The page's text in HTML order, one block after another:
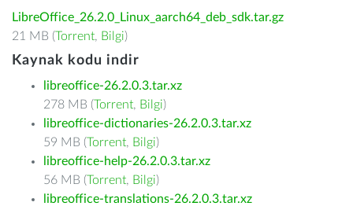
LibreOffice_26.2.0_Linux_aarch64_deb_sdk.tar.gz
21 MB (Torrent, Bilgi)
Kaynak kodu indir
libreoffice-26.2.0.3.tar.xz
278 MB (Torrent, Bilgi)
libreoffice-dictionaries-26.2.0.3.tar.xz
59 MB (Torrent, Bilgi)
libreoffice-help-26.2.0.3.tar.xz
56 MB (Torrent, Bilgi)
libreoffice-translations-26.2.0.3.tar.xz